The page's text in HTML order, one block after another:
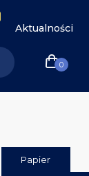
Aktualności
0
Papier